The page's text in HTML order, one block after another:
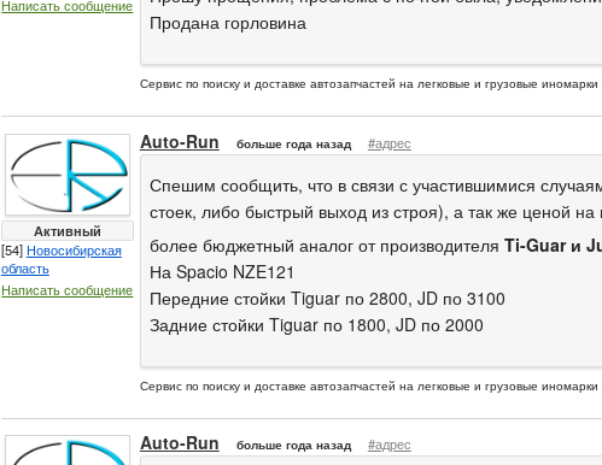
Написать сообщение
Продана горловина
Сервис по поиску и доставке автозапчастей на легковые и грузовые
Активный
[54]Новосибирская
область
Написать сообщение
Auto-Run больше года назад #адрес
Спешим сообщить, что в связи с участившимися
стоек, либо быстрый выход из строя), а так же ценой
более бюджетный аналог от производителя Ti-Guar и
На Spacio NZE121
Передние стойки Tiguar по 2800, JD по 3100
Задние стойки Tiguar по 1800, JD по 2000
Сервис по поиску и доставке автозапчастей на легковые и грузовые
Auto-Run больше года назад #адрес